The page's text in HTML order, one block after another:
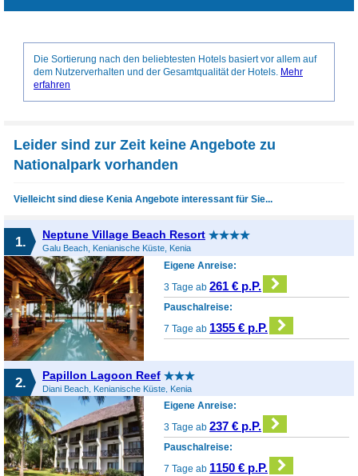
Die Sortierung nach den beliebtesten Hotels basiert vor allem auf
dem Nutzerverhalten und der Gesamtqualität der Hotels. Mehr
erfahren
Leider sind zur Zeit keine Angebote zu
Nationalpark vorhanden
Vielleicht sind diese Kenia Angebote interessant für Sie...
1. Neptune Village Beach Resort
Galu Beach, Kenianische Küste, Kenia
Eigene Anreise:
3 Tage ab261 € p.P.
Pauschalreise:
7 Tage ab 1355 € p.P.
2. Papillon Lagoon Reef
Diani Beach, Kenianische Küste, Kenia
Eigene Anreise:
3 Tage ab237 € p.P.
Pauschalreise:
7 Tage ab 1150 € p.P.